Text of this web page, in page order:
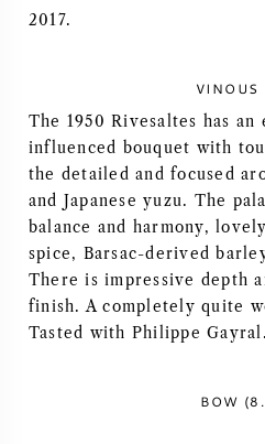
TOUT LES PAYS
BORDEAUX
2017.
VINOUS
The 1950 Rivesaltes has
influenced bouquet with
the detailed and focused
and Japanese yuzu. The
balance and harmony,
spice, Barsac-derived
There is impressive depth
finish. A completely quite
Tasted with Philippe Gayral.
BOW